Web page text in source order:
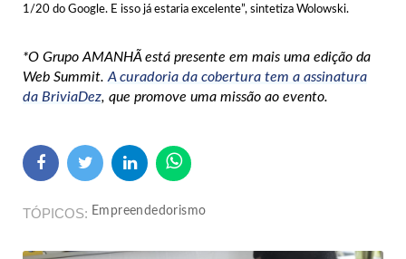
1/20 do Google. E isso já estaria excelente”, sintetiza Wolowski.
*O Grupo AMANHÃ está presente em mais uma edição da
Web Summit. A curadoria da cobertura tem a assinatura
da BriviaDez, que promove uma missão ao evento.
TÓPICOS Empreendedorismo